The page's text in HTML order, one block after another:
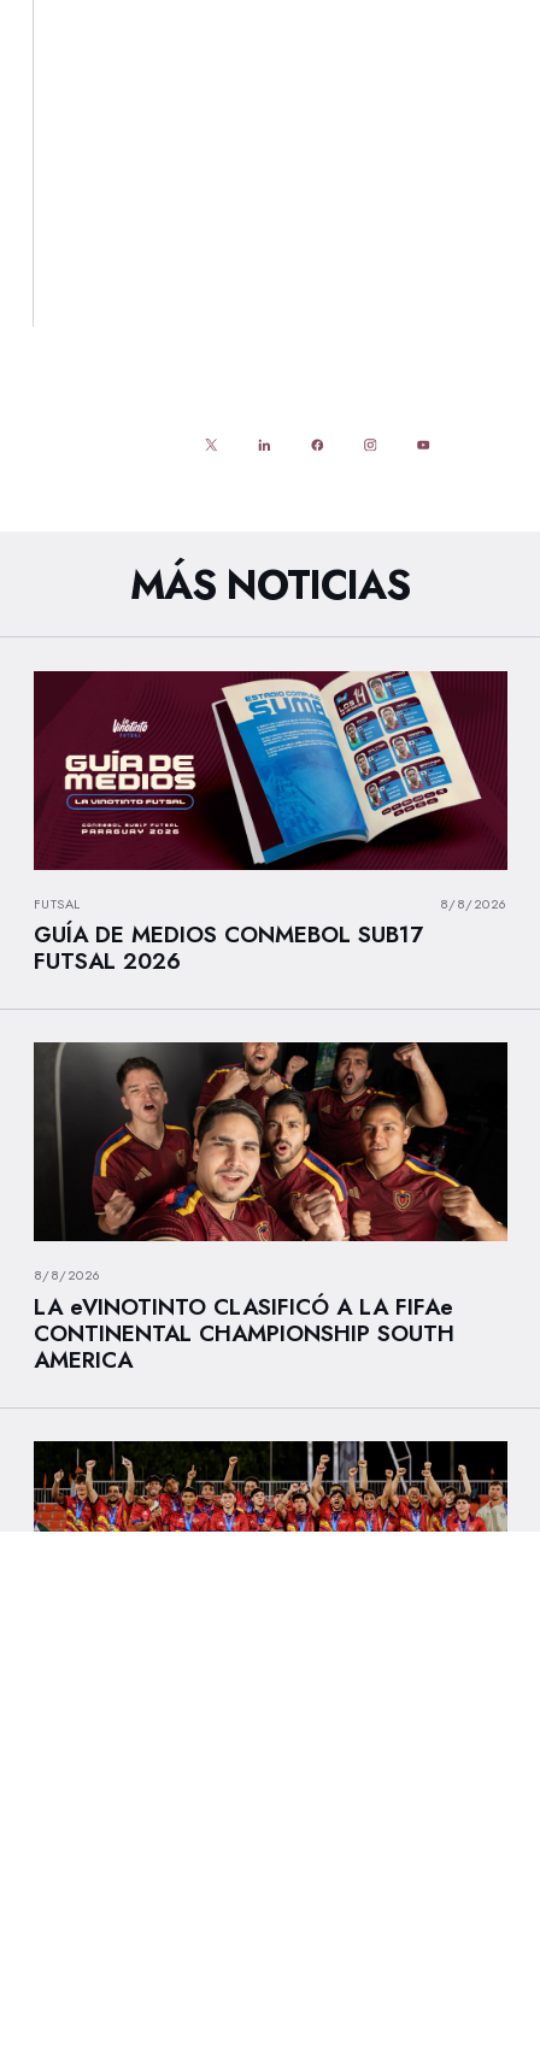
MÁS NOTICIAS
FUTSAL 8/8/2026
GUÍA DE MEDIOS CONMEBOL SUB17
FUTSAL 2026
8/8/2026
LA eVINOTINTO CLASIFICÓ A LA FIFAe
CONTINENTAL CHAMPIONSHIP SOUTH
AMERICA